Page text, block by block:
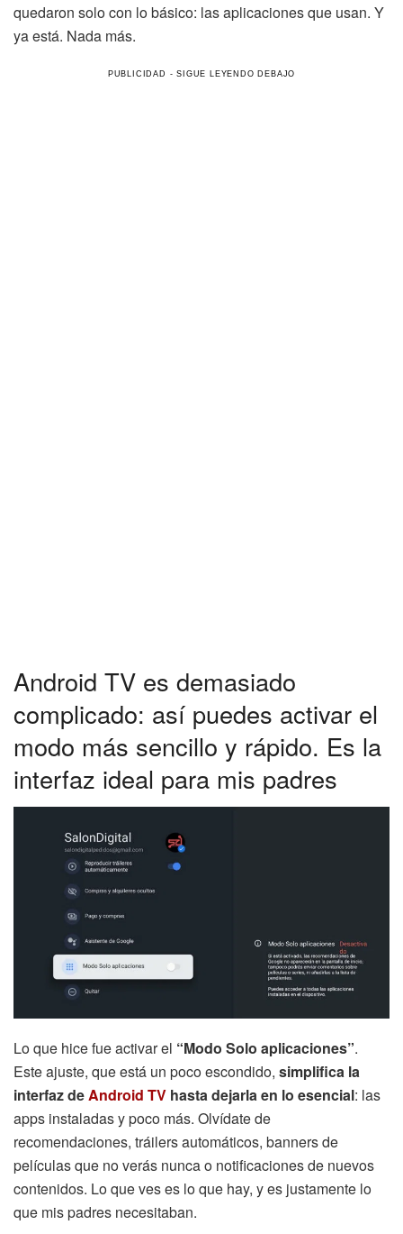
quedaron solo con lo básico: las aplicaciones que usan. Y
ya está. Nada más.
Android TV es demasiado
complicado: así puedes activar el
modo más sencillo y rápido. Es la
interfaz ideal para mis padres
Lo que hice fue activar el “Modo Solo aplicaciones”.
Este ajuste, que está un poco escondido, simplifica la
interfaz deAndroid TV hasta dejarla en lo esencial: las
apps instaladas y poco más. Olvídate de
recomendaciones, tráilers automáticos, banners de
películas que no verás nunca o notificaciones de nuevos
contenidos. Lo que ves es lo que hay, y es justamente lo
que mis padres necesitaban.